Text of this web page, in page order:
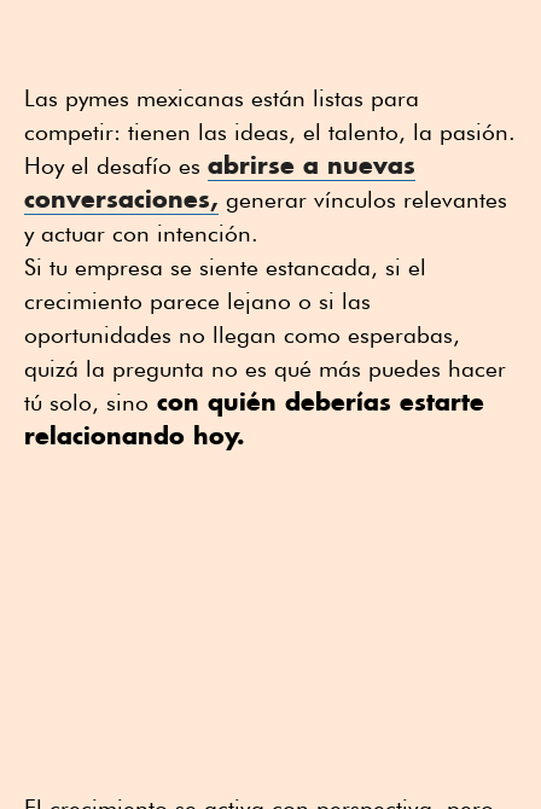
Las pymes mexicanas están listas para
competir: tienen las ideas, el talento, la pasión.
Hoy el desafío es abrirse a nuevas
conversaciones, generar vínculos relevantes
y actuar con intención.
Si tu empresa se siente estancada, si el
crecimiento parece lejano o si las
oportunidades no llegan como esperabas,
quizá la pregunta no es qué más puedes hacer
tú solo, sino con quién deberías estarte
relacionando hoy.